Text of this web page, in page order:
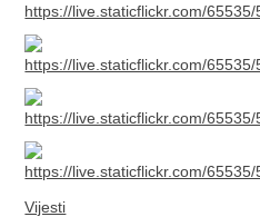
Vijesti